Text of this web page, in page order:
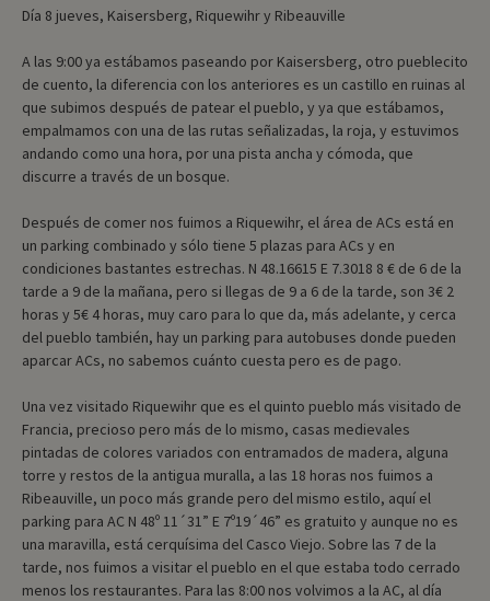
Día 8 jueves, Kaisersberg, Riquewihr y Ribeauville
A las 9:00 ya estábamos paseando por Kaisersberg, otro pueblecito
de cuento, la diferencia con los anteriores es un castillo en ruinas al
que subimos después de patear el pueblo, y ya que estábamos,
empalmamos con una de las rutas señalizadas, la roja, y estuvimos
andando como una hora, por una pista ancha y cómoda, que
discurre a través de un bosque.
Después de comer nos fuimos a Riquewihr, el área de ACs está en
un parking combinado y sólo tiene 5 plazas para ACs y en
condiciones bastantes estrechas. N 48.16615 E 7.3018 8 € de 6 de la
tarde a 9 de la mañana, pero si llegas de 9 a 6 de la tarde, son 3€ 2
horas y 5€ 4 horas, muy caro para lo que da, más adelante, y cerca
del pueblo también, hay un parking para autobuses donde pueden
aparcar ACs, no sabemos cuánto cuesta pero es de pago.
Una vez visitado Riquewihr que es el quinto pueblo más visitado de
Francia, precioso pero más de lo mismo, casas medievales
pintadas de colores variados con entramados de madera, alguna
torre y restos de la antigua muralla, a las 18 horas nos fuimos a
Ribeauville, un poco más grande pero del mismo estilo, aquí el
parking para AC N 48º 11´31” E 7º19´46” es gratuito y aunque no es
una maravilla, está cerquísima del Casco Viejo. Sobre las 7 de la
tarde, nos fuimos a visitar el pueblo en el que estaba todo cerrado
menos los restaurantes. Para las 8:00 nos volvimos a la AC, al día